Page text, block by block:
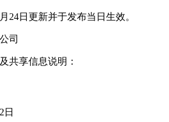
24日更新并于发布当日生效。
司
共享信息说明：
日